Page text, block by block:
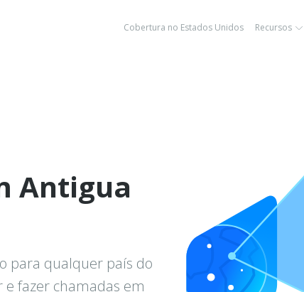
Cobertura no Estados Unidos Recursos
Antigua
para qualquer país do
fazer chamadas em